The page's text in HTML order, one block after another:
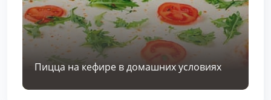
Пицца на кефире в домашних условиях